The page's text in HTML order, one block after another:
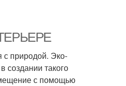
с природой. Эко-
создании такого
с помощью